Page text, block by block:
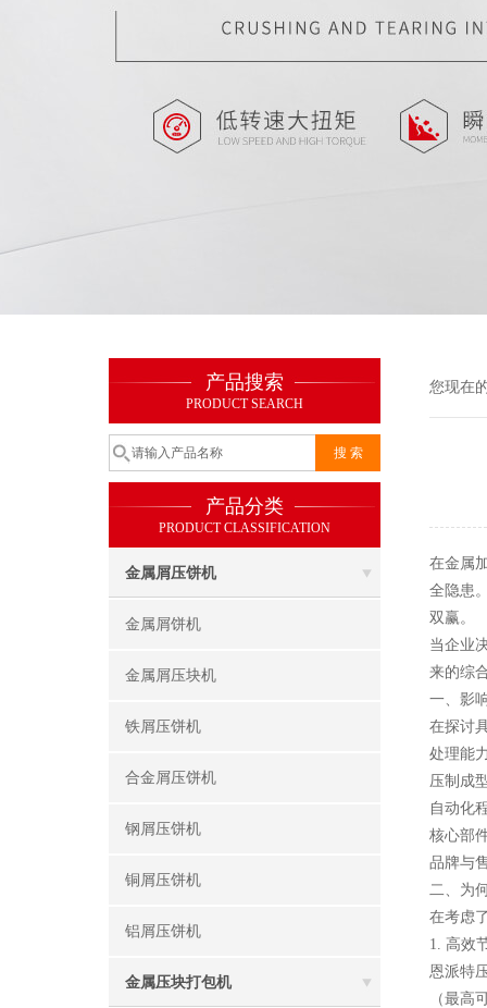
产品搜索
PRODUCT SEARCH
产品分类
PRODUCT CLASSIFICATION
金属屑压饼机
金属屑饼机
金属屑压块机
铁屑压饼机
合金屑压饼机
钢屑压饼机
铜屑压饼机
铝屑压饼机
金属压块打包机
您现在
在金属
全隐患
双赢。
当企业
来的综
一、影
在探讨
处理能
压制成
自动化
核心部
品牌与
二、为
在考虑
1. 高效
恩派特
（最高